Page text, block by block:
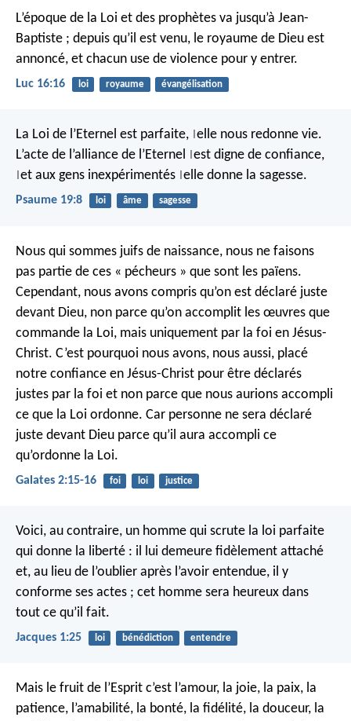
L’époque de la Loi et des prophètes va jusqu’à Jean-
Baptiste ; depuis qu’il est venu, le royaume de Dieu est
annoncé, et chacun use de violence pour y entrer.
Luc 16:16 loi royaume évangélisation
La Loi de l’Eternel est parfaite, elle nous redonne vie.
L’acte de l’alliance de l’Eternel est digne de confiance,
et aux gens inexpérimentés elle donne la sagesse.
Psaume 19:8 loi âme sagesse
Nous qui sommes juifs de naissance, nous ne faisons
pas partie de ces « pécheurs » que sont les païens.
Cependant, nous avons compris qu’on est déclaré juste
devant Dieu, non parce qu’on accomplit les œuvres que
commande la Loi, mais uniquement par la foi en Jésus-
Christ. C’est pourquoi nous avons, nous aussi, placé
notre confiance en Jésus-Christ pour être déclarés
justes par la foi et non parce que nous aurions accompli
ce que la Loi ordonne. Car personne ne sera déclaré
juste devant Dieu parce qu’il aura accompli ce
qu’ordonne la Loi.
Galates 2:15-16 foi loi justice
Voici, au contraire, un homme qui scrute la loi parfaite
qui donne la liberté : il lui demeure fidèlement attaché
et, au lieu de l’oublier après l’avoir entendue, il y
conforme ses actes ; cet homme sera heureux dans
tout ce qu’il fait.
Jacques 1:25 loi bénédiction entendre
Mais le fruit de l’Esprit c’est l’amour, la joie, la paix, la
patience, l’amabilité, la bonté, la fidélité, la douceur, la